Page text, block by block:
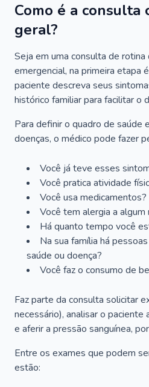
Como é a consulta
geral?
Seja em uma consulta de
emergencial, na primeira etapa
paciente descreva seus
histórico familiar para facilitar o
Para definir o quadro de saúde
doenças, o médico pode fazer
Você já teve esses
Você pratica atividade
Você usa medicamentos?
Você tem alergia a
Há quanto tempo você
Na sua família há
saúde ou doença?
Você faz o consumo de
Faz parte da consulta solicitar
necessário), analisar o
e aferir a pressão sanguínea,
Entre os exames que podem
estão: